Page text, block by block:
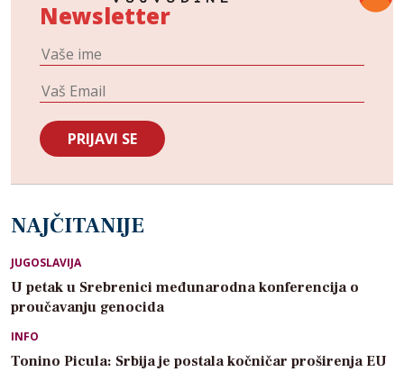
Newsletter
NAJČITANIJE
JUGOSLAVIJA
U petak u Srebrenici međunarodna konferencija o
proučavanju genocida
INFO
Tonino Picula: Srbija je postala kočničar proširenja EU